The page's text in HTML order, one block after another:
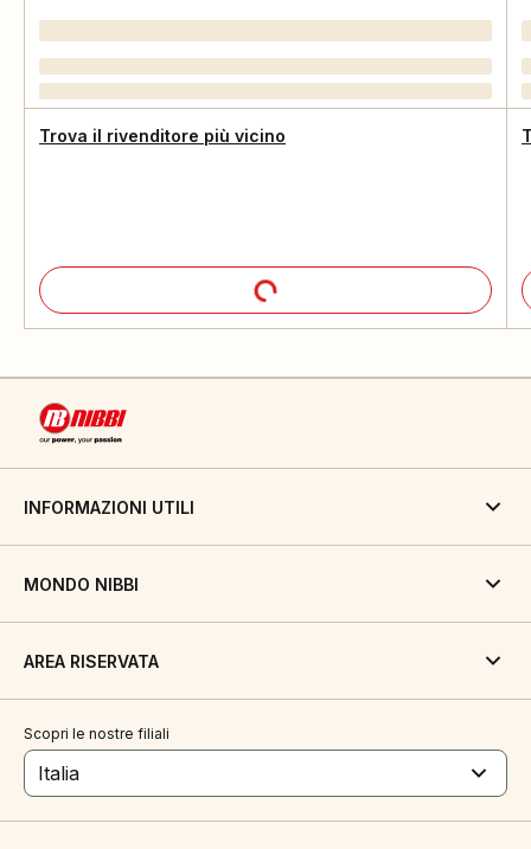
Trova il rivenditore più vicino
INFORMAZIONI UTILI
MONDO NIBBI
AREA RISERVATA
Scopri le nostre filiali
Italia